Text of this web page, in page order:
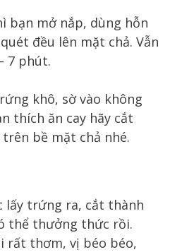
bạn mở nắp, dùng hỗn
đều lên mặt chả. Vẫn
7 phút.
khô, sờ vào không
thích ăn cay hãy cắt
bề mặt chả nhé.
lấy trứng ra, cắt thành
thể thưởng thức rồi.
rất thơm, vị béo béo,